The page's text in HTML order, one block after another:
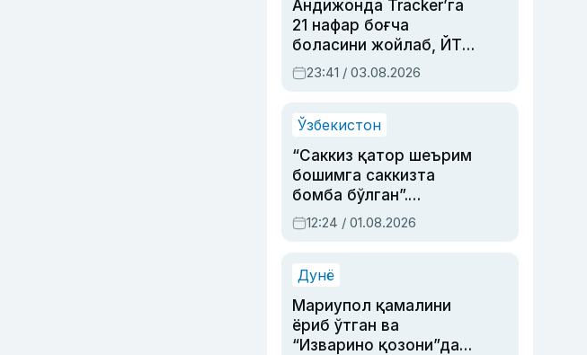
Андижонда Tracker’га
21 нафар боғча
боласини жойлаб, ЙТҲ
содир этган аёлга суд
ҳукми ўқилди
23:41 / 03.08.2026
Ўзбекистон
“Саккиз қатор шеърим
бошимга саккизта
бомба бўлган”.
Абдулла Ориповни
сиёсий айбловлардан
12:24 / 01.08.2026
Дунё
Мариупол қамалини
ёриб ўтган ва
“Изварино қозони”дан